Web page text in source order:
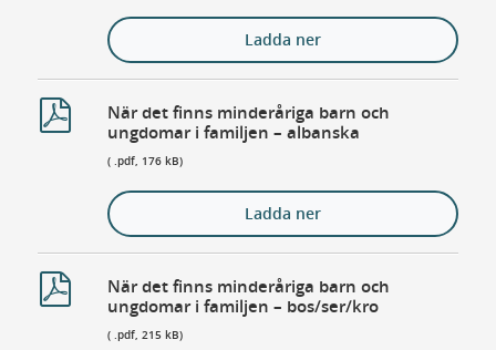
Ladda ner
När det finns minderåriga barn och
ungdomar i familjen – albanska
( .pdf, 176 kB)
Ladda ner
När det finns minderåriga barn och
ungdomar i familjen – bos/ser/kro
( .pdf, 215 kB)